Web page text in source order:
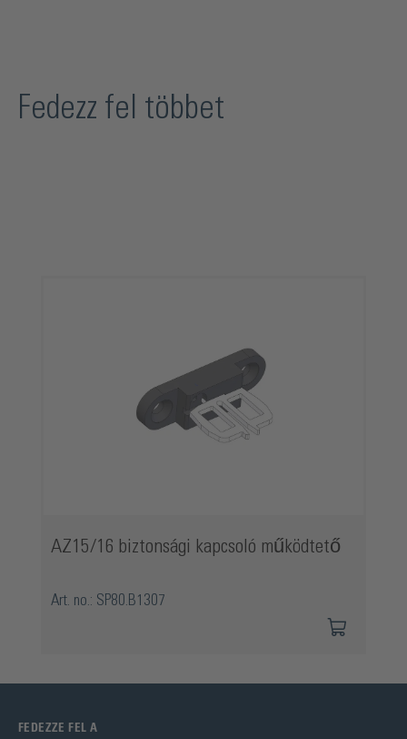
Fedezz fel többet
AZ15/16 biztonsági kapcsoló működtető
Art. no.: SP80.B1307
FEDEZZE FEL A